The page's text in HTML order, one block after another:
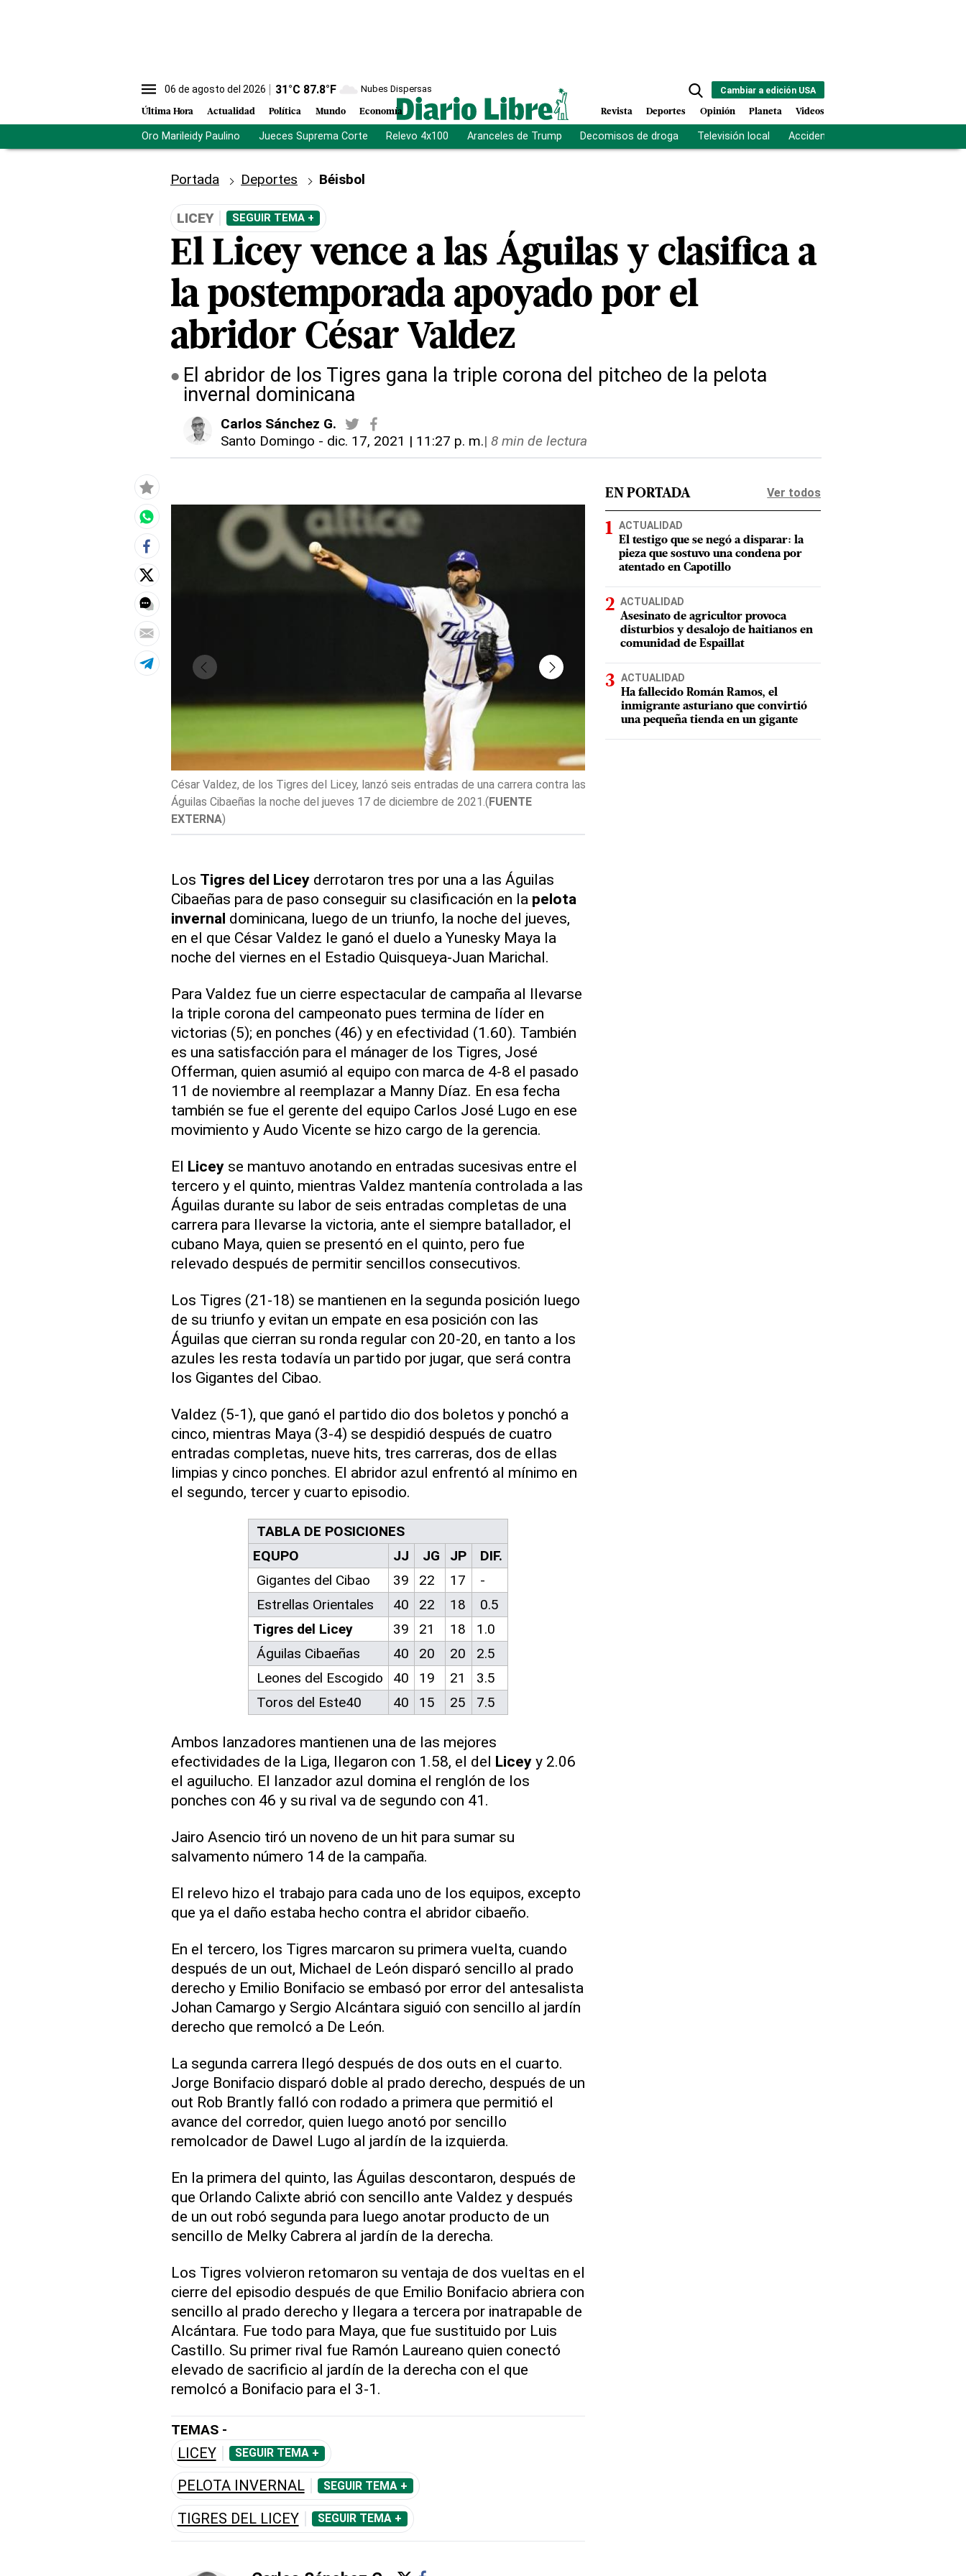
06 de agosto del 2026 31°C 87.8°F Nubes Dispersas
Última Hora Actualidad Política Mundo Economía
Cambiar a edición USA
Revista Deportes Opinión Planeta Videos
Oro Marileidy Paulino Jueces Suprema Corte Relevo 4x100 Aranceles de Trump Decomisos de droga Televisión local Accidente Los Ríos
Portada Deportes Béisbol
LICEY SEGUIR TEMA +
El Licey vence a las Águilas y clasifica a
la postemporada apoyado por el
abridor César Valdez
El abridor de los Tigres gana la triple corona del pitcheo de la pelota
invernal dominicana
Carlos Sánchez G.
Santo Domingo - dic. 17, 2021 | 11:27 p. m.| 8 min de lectura
César Valdez, de los Tigres del Licey, lanzó seis entradas de una carrera contra las
Águilas Cibaeñas la noche del jueves 17 de diciembre de 2021. (FUENTE
EXTERNA)
Los Tigres del Liceyderrotaron tres por una a las Águilas
Cibaeñas para de paso conseguir su clasificación en la pelota
invernal dominicana, luego de un triunfo, la noche del jueves,
en el que César Valdez le ganó el duelo a Yunesky Maya la
noche del viernes en el Estadio Quisqueya-Juan Marichal.
Para Valdez fue un cierre espectacular de campaña al llevarse
la triple corona del campeonato pues termina de líder en
victorias (5); en ponches (46) y en efectividad (1.60). También
es una satisfacción para el mánager de los Tigres, José
Offerman, quien asumió al equipo con marca de 4-8 el pasado
11 de noviembre al reemplazar a Manny Díaz. En esa fecha
también se fue el gerente del equipo Carlos José Lugo en ese
movimiento y Audo Vicente se hizo cargo de la gerencia.
El Liceyse mantuvo anotando en entradas sucesivas entre el
tercero y el quinto, mientras Valdez mantenía controlada a las
Águilas durante su labor de seis entradas completas de una
carrera para llevarse la victoria, ante el siempre batallador, el
cubano Maya, quien se presentó en el quinto, pero fue
relevado después de permitir sencillos consecutivos.
Los Tigres (21-18) se mantienen en la segunda posición luego
de su triunfo y evitan un empate en esa posición con las
Águilas que cierran su ronda regular con 20-20, en tanto a los
azules les resta todavía un partido por jugar, que será contra
los Gigantes del Cibao.
Valdez (5-1), que ganó el partido dio dos boletos y ponchó a
cinco, mientras Maya (3-4) se despidió después de cuatro
entradas completas, nueve hits, tres carreras, dos de ellas
limpias y cinco ponches. El abridor azul enfrentó al mínimo en
el segundo, tercer y cuarto episodio.
TABLA DE POSICIONES
EQUPO
JJ JG JP
DIF.
Gigantes del Cibao
39 22 17
-
Estrellas Orientales
40 22 18
0.5
Tigres del Licey
39 21 18
1.0
Águilas Cibaeñas
40 20 20
2.5
Leones del Escogido
40 19 21
3.5
Toros del Este40
40 15 25 7.5
Ambos lanzadores mantienen una de las mejores
efectividades de la Liga, llegaron con 1.58, el del Liceyy 2.06
el aguilucho. El lanzador azul domina el renglón de los
ponches con 46 y su rival va de segundo con 41.
Jairo Asencio tiró un noveno de un hit para sumar su
salvamento número 14 de la campaña.
El relevo hizo el trabajo para cada uno de los equipos, excepto
que ya el daño estaba hecho contra el abridor cibaeño.
En el tercero, los Tigres marcaron su primera vuelta, cuando
después de un out, Michael de León disparó sencillo al prado
derecho y Emilio Bonifacio se embasó por error del antesalista
Johan Camargo y Sergio Alcántara siguió con sencillo al jardín
derecho que remolcó a De León.
La segunda carrera llegó después de dos outs en el cuarto.
Jorge Bonifacio disparó doble al prado derecho, después de un
out Rob Brantly falló con rodado a primera que permitió el
avance del corredor, quien luego anotó por sencillo
remolcador de Dawel Lugo al jardín de la izquierda.
En la primera del quinto, las Águilas descontaron, después de
que Orlando Calixte abrió con sencillo ante Valdez y después
de un out robó segunda para luego anotar producto de un
sencillo de Melky Cabrera al jardín de la derecha.
Los Tigres volvieron retomaron su ventaja de dos vueltas en el
cierre del episodio después de que Emilio Bonifacio abriera con
sencillo al prado derecho y llegara a tercera por inatrapable de
Alcántara. Fue todo para Maya, que fue sustituido por Luis
Castillo. Su primer rival fue Ramón Laureano quien conectó
elevado de sacrificio al jardín de la derecha con el que
remolcó a Bonifacio para el 3-1.
TEMAS -
LICEY SEGUIR TEMA +
PELOTA INVERNAL SEGUIR TEMA +
TIGRES DEL LICEY SEGUIR TEMA +
EN PORTADA Ver todos
ACTUALIDAD
El testigo que se negó a disparar: la
pieza que sostuvo una condena por
atentado en Capotillo
ACTUALIDAD
Asesinato de agricultor provoca
disturbios y desalojo de haitianos en
comunidad de Espaillat
ACTUALIDAD
Ha fallecido Román Ramos, el
inmigrante asturiano que convirtió
una pequeña tienda en un gigante